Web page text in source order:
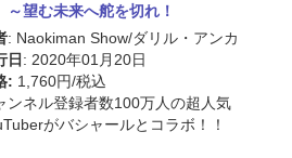
～望む未来へ舵を切れ！
: Naokiman Show/ダリル・アンカ
日 : 2020年01月20日
: 1,760円/税込
ンネル登録者数100万人の超人気
がバシャールとコラボ！！